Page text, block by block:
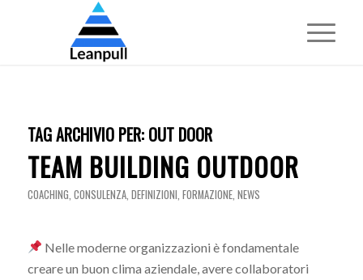
TAG ARCHIVIO PER: OUT DOOR
TEAM BUILDING OUTDOOR
COACHING, CONSULENZA, DEFINIZIONI, FORMAZIONE, NEWS
Nelle moderne organizzazioni è fondamentale
creare un buon clima aziendale, avere collaboratori